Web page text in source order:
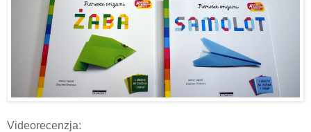
Videorecenzja: